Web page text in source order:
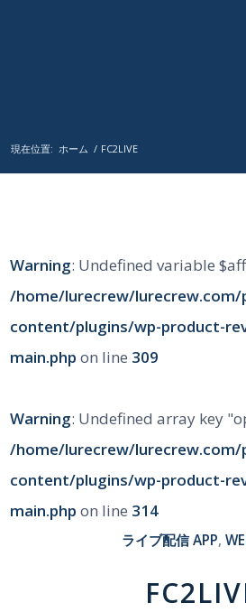
現在位置: ホーム / FC2LIVE
Warning: Undefined variable
/home/lurecrew/lurecrew.com/
content/plugins/wp-product-
main.php on line 309
Warning: Undefined array key
/home/lurecrew/lurecrew.com/
content/plugins/wp-product-
main.php on line 314
ライブ配信 APP,